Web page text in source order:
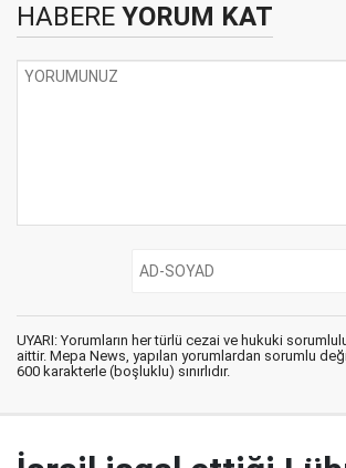
HABERE YORUM KAT
UYARI: Yorumların her türlü cezai ve hukuki
aittir. Mepa News, yapılan yorumlardan sorumlu
600 karakterle (boşluklu) sınırlıdır.